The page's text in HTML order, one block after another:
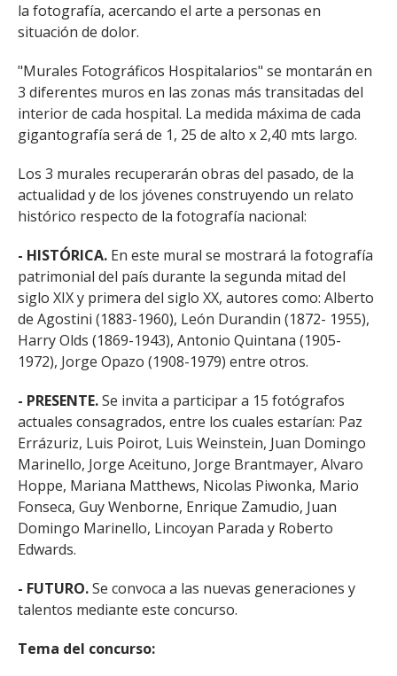
la fotografía, acercando el arte a personas en
situación de dolor.
"Murales Fotográficos Hospitalarios" se montarán en
3 diferentes muros en las zonas más transitadas del
interior de cada hospital. La medida máxima de cada
gigantografía será de 1, 25 de alto x 2,40 mts largo.
Los 3 murales recuperarán obras del pasado, de la
actualidad y de los jóvenes construyendo un relato
histórico respecto de la fotografía nacional:
- HISTÓRICA. En este mural se mostrará la fotografía
patrimonial del país durante la segunda mitad del
siglo XIX y primera del siglo XX, autores como: Alberto
de Agostini (1883-1960), León Durandin (1872- 1955),
Harry Olds (1869-1943), Antonio Quintana (1905-
1972), Jorge Opazo (1908-1979) entre otros.
- PRESENTE.Se invita a participar a 15 fotógrafos
actuales consagrados, entre los cuales estarían: Paz
Errázuriz, Luis Poirot, Luis Weinstein, Juan Domingo
Marinello, Jorge Aceituno, Jorge Brantmayer, Alvaro
Hoppe, Mariana Matthews, Nicolas Piwonka, Mario
Fonseca, Guy Wenborne, Enrique Zamudio, Juan
Domingo Marinello, Lincoyan Parada y Roberto
Edwards.
- FUTURO.Se convoca a las nuevas generaciones y
talentos mediante este concurso.
Tema del concurso: